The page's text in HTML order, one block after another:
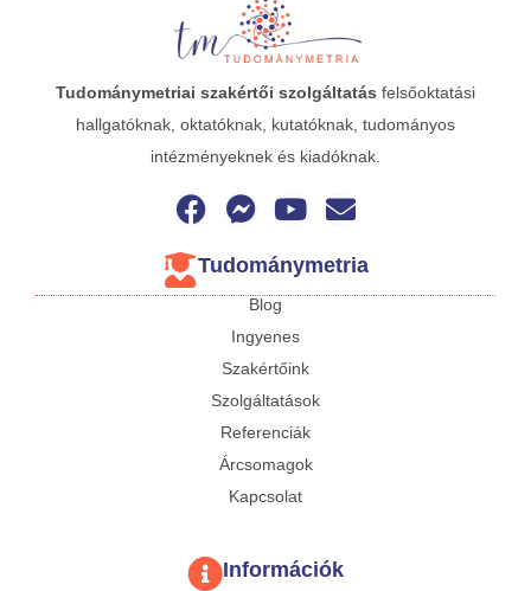
Tudománymetriai szakértői szolgáltatás felsőoktatási
hallgatóknak, oktatóknak, kutatóknak, tudományos
intézményeknek és kiadóknak.
Tudománymetria
Blog
Ingyenes
Szakértőink
Szolgáltatások
Referenciák
Árcsomagok
Kapcsolat
Információk